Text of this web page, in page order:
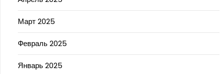
Март 2025
Февраль 2025
Январь 2025